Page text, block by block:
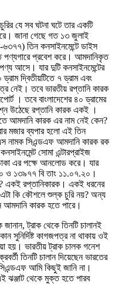
যে সব ঘটনা ঘটে তার একটি
জানা গেছে গত ১৩ জুলাই
৬৩৭৭) তিন কনসাইনমেন্টে ডাইস
পণ্যগারে প্রবেশ করে। আমদানিকৃত
আসে। যার দুটি কনসাইনমেন্টের
দ্বিতীয়টিতে ৭ ড্রাম এবং
নেই। তবে ভারতীয় রপ্তানি কারক
। তবে বাংলাদেশের ৪০ ড্রামের
উঠেছে রপ্তানি কারক একই ।
আমদানি কারক এর নাম নেই কেন?
মজার ব্যপার হলো এই তিন
নামক সিএন্ডএফ আমদানি কারক রক
সোমা এন্টারপ্রাইজ
এর পক্ষে আনলোড করে। যার
ও ১৩৯৭৭ বি তাং ১১.০৭.২০।
? একই রপ্তানিকারক। একই ধরনের
কি কৌশলে শুল্ক চুরি নয়? অন্য
কারক হতে পারে।
ট্রাক থেকে তিনটি চালানই
সুনির্দিষ্ট কাগজপত্র না থাকায় ওই
হয়। ভারতীয় ট্রাক চালক গনেশ
তিনটি চালান দিয়েছেন ভারতের
আমি কিছুই জানি না।
ঝঞ্জাট থেকে মুক্ত হতে পারব